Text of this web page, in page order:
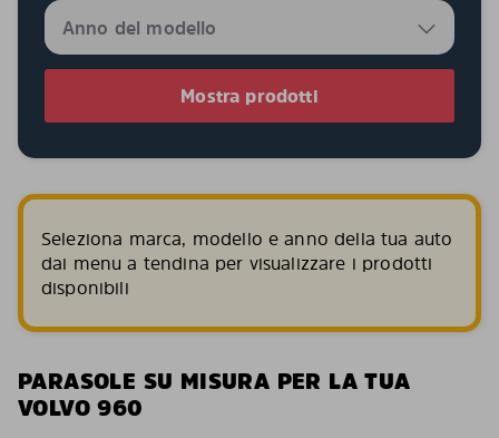
Mostra prodotti
Seleziona marca, modello e anno della tua auto
dai menu a tendina per visualizzare i prodotti
disponibili
PARASOLE SU MISURA PER LA TUA
VOLVO 960